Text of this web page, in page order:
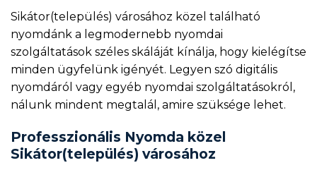
Sikátor(település) városához közel található
nyomdánk a legmodernebb nyomdai
szolgáltatások széles skáláját kínálja, hogy kielégítse
minden ügyfelünk igényét. Legyen szó digitális
nyomdáról vagy egyéb nyomdai szolgáltatásokról,
nálunk mindent megtalál, amire szüksége lehet.
Professzionális Nyomda közel
Sikátor(település) városához